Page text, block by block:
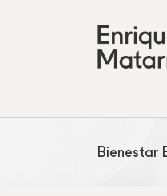
Bienestar